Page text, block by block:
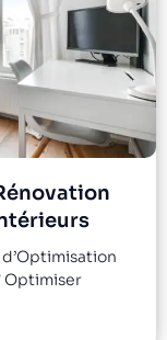
d’Optimisation
Optimiser